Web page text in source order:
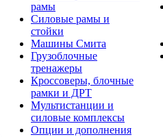
рамы
Силовые рамы и
стойки
Машины Смита
Грузоблочные
тренажеры
Кроссоверы, блочные
рамки и ДРТ
Мультистанции и
силовые комплексы
Опции и дополнения